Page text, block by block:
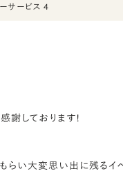
サービス 4
謝しております!
らい大変思い出に残るイ